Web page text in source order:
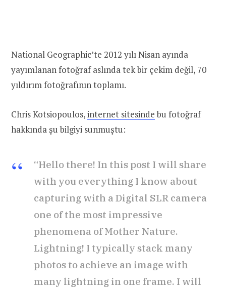
National Geographic’te 2012 yılı Nisan ayında
yayımlanan fotoğraf aslında tek bir çekim değil, 70
yıldırım fotoğrafının toplamı.
Chris Kotsiopoulos,internet sitesindebu fotoğraf
hakkında şu bilgiyi sunmuştu:
“Hello there! In this post I will share
with you everything I know about
capturing with a Digital SLR camera
one of the most impressive
phenomena of Mother Nature.
Lightning! I typically stack many
photos to achieve an image with
many lightning in one frame. I will